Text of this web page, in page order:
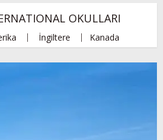
OKULLARI
İngiltere Kanada